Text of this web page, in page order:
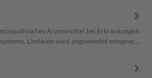
Arzneimittel bei Erkrankungen
Lindaven wird angewendet entsprec…